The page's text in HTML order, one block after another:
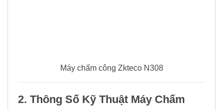
Máy chấm công Zkteco N308
2. Thông Số Kỹ Thuật Máy Chấm